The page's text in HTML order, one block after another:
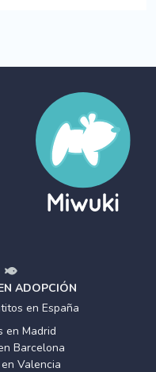
ADOPCIÓN
en España
en Madrid
Barcelona
Valencia